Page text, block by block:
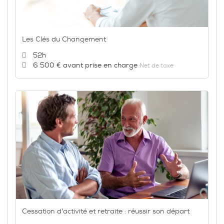
Les Clés du Changement
Durée :
52h
Prix :
6 500 € Net de taxe
Cessation d'activité et retraite : réussir son départ